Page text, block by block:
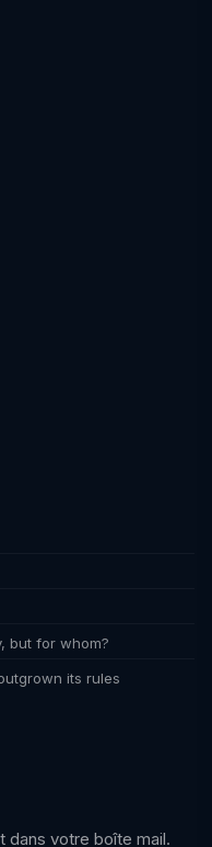
but for whom?
its rules
dans votre boîte mail.